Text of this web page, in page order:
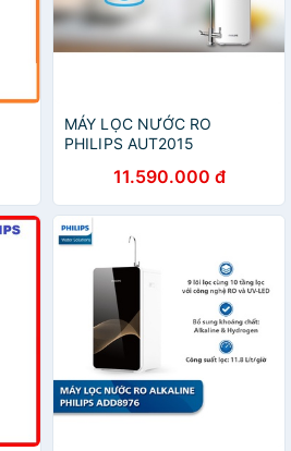
MÁY LỌC NƯỚC RO
PHILIPS AUT2015
11.590.000 đ